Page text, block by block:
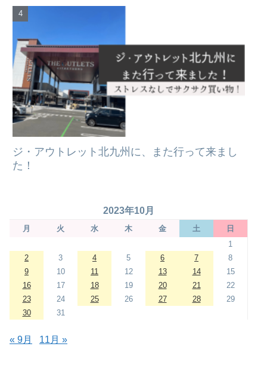
ジ・アウトレット北九州に、また行って来まし
た！
2023年10月
月 火 水 木 金 土
日
1
2
3 4 5 6 7
8
9
10 11 12 13 14
15
16
17 18 19 20 21
22
23
24 25 26 27 28
29
30
31
« 9月 11月 »